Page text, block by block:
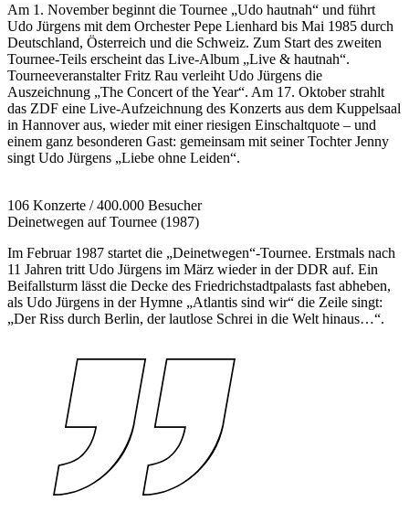
Am 1. November beginnt die Tournee „Udo hautnah“ und führt
Udo Jürgens mit dem Orchester Pepe Lienhard bis Mai 1985 durch
Deutschland, Österreich und die Schweiz. Zum Start des zweiten
Tournee-Teils erscheint das Live-Album „Live & hautnah“.
Tourneeveranstalter Fritz Rau verleiht Udo Jürgens die
Auszeichnung „The Concert of the Year“. Am 17. Oktober strahlt
das ZDF eine Live-Aufzeichnung des Konzerts aus dem Kuppelsaal
in Hannover aus, wieder mit einer riesigen Einschaltquote – und
einem ganz besonderen Gast: gemeinsam mit seiner Tochter Jenny
singt Udo Jürgens „Liebe ohne Leiden“.
106 Konzerte / 400.000 Besucher
Deinetwegen auf Tournee (1987)
Im Februar 1987 startet die „Deinetwegen“-Tournee. Erstmals nach
11 Jahren tritt Udo Jürgens im März wieder in der DDR auf. Ein
Beifallsturm lässt die Decke des Friedrichstadtpalasts fast abheben,
als Udo Jürgens in der Hymne „Atlantis sind wir“ die Zeile singt:
„Der Riss durch Berlin, der lautlose Schrei in die Welt hinaus…“.